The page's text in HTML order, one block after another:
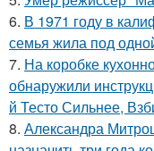
6. В 1971 году в
семья жила под
7. На коробке
обнаружили
й Тесто Сильнее,
8. Александра